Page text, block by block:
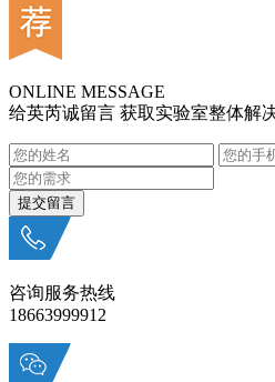
ONLINE MESSAGE
给英芮诚留言 获取实验室整体解
咨询服务热线
18663999912